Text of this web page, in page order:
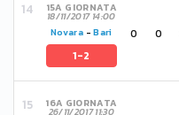
15A GIORNATA
18/11/2017 14:00
Novara -Bari
1-2
0 0
16A GIORNATA
26/11/2017 11:30